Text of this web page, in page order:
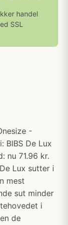
handel
SSL
-
BIBS De Lux
nu 71.96 kr.
Lux sutter i
mest
sut minder
i
de